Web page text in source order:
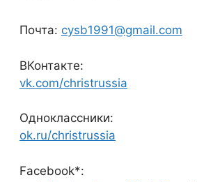
Почта: cysb1991@gmail.com
ВКонтакте:
vk.com/christrussia
Одноклассники:
ok.ru/christrussia
Facebook*: